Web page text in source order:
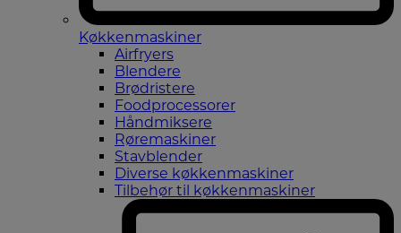
Køkkenmaskiner
Airfryers
Blendere
Brødristere
Foodprocessorer
Håndmiksere
Røremaskiner
Stavblender
Diverse køkkenmaskiner
Tilbehør til køkkenmaskiner